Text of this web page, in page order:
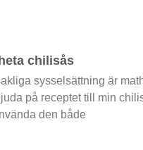
chilisås
sysselsättning är
på receptet till min
den både